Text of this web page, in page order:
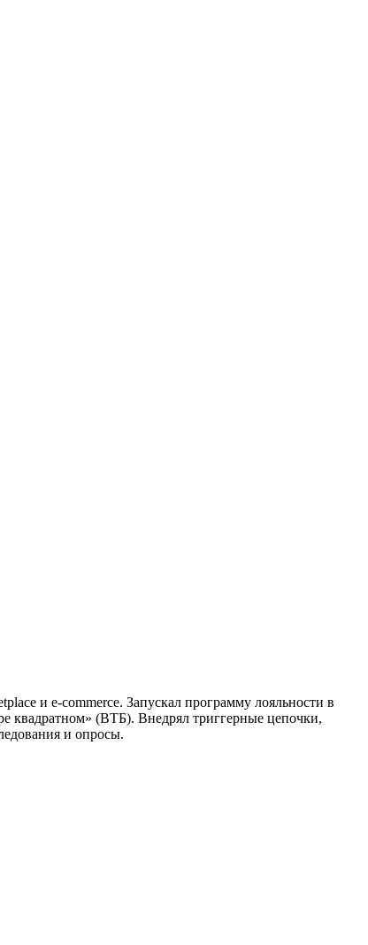
и e-commerce. Запускал программу лояльности в
квадратном» (ВТБ). Внедрял триггерные цепочки,
и опросы.